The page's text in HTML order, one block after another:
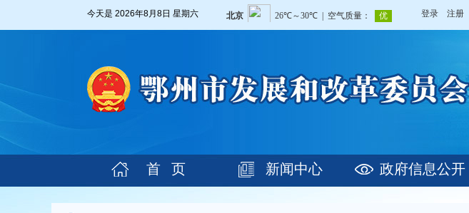
今天是 2026年8月8日 星期六 登录 注册
首 页 新闻中心 政府信息公开